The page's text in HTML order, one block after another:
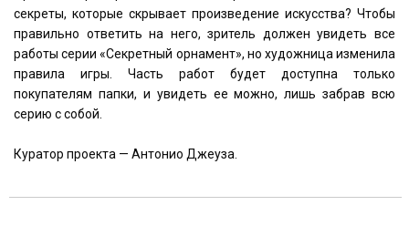
секреты, которые скрывает произведение искусства? Чтобы
правильно ответить на него, зритель должен увидеть все
работы серии «Секретный орнамент», но художница изменила
правила игры. Часть работ будет доступна только
покупателям папки, и увидеть ее можно, лишь забрав всю
серию с собой.
Куратор проекта — Антонио Джеуза.